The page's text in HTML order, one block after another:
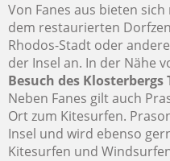
Von Fanes aus bieten
dem restaurierten
Rhodos-Stadt oder
der Insel an. In der Nähe
Besuch des
Neben Fanes gilt auch
Ort zum Kitesurfen.
Insel und wird ebenso
Kitesurfen und